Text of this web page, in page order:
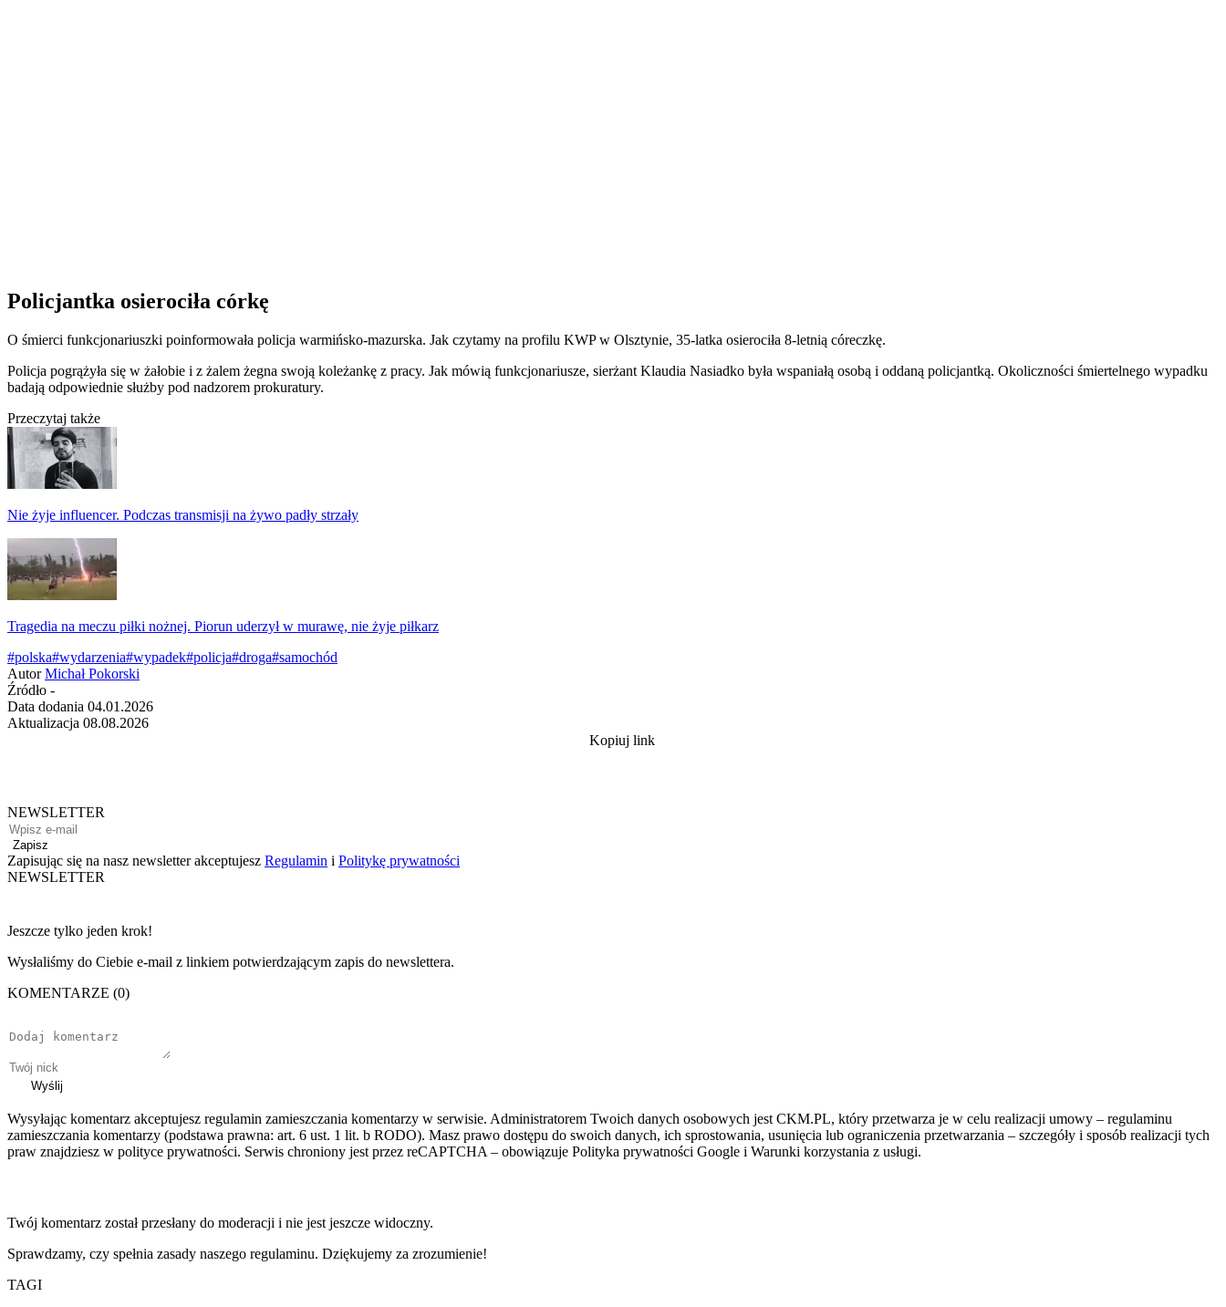
Policjantka osierociła córkę
O śmierci funkcjonariuszki poinformowała policja warmińsko-mazurska. Jak czytamy na profilu KWP w Olsztynie, 35-latka osierociła 8-letnią córeczkę.
Policja pogrążyła się w żałobie i z żalem żegna swoją koleżankę z pracy. Jak mówią funkcjonariusze, sierżant Klaudia Nasiadko była wspaniałą osobą i oddaną policjantką. Okoliczności śmiertelnego wypadku
badają odpowiednie służby pod nadzorem prokuratury.
Przeczytaj także
Nie żyje influencer. Podczas transmisji na żywo padły strzały
Tragedia na meczu piłki nożnej. Piorun uderzył w murawę, nie żyje piłkarz
#polska#wydarzenia#wypadek#policja#droga#samochód
Autor Michał Pokorski
Źródło -
Data dodania 04.01.2026
Aktualizacja 08.08.2026
Kopiuj link
NEWSLETTER
Zapisz
Zapisując się na nasz newsletter akceptujesz Regulamin i Politykę prywatności
NEWSLETTER
Jeszcze tylko jeden krok!
Wysłaliśmy do Ciebie e-mail z linkiem potwierdzającym zapis do newslettera.
KOMENTARZE (0)
Wyślij
Wysyłając komentarz akceptujesz regulamin zamieszczania komentarzy w serwisie. Administratorem Twoich danych osobowych jest CKM.PL, który przetwarza je w celu realizacji umowy – regulaminu
zamieszczania komentarzy (podstawa prawna: art. 6 ust. 1 lit. b RODO). Masz prawo dostępu do swoich danych, ich sprostowania, usunięcia lub ograniczenia przetwarzania – szczegóły i sposób realizacji tych
praw znajdziesz w polityce prywatności. Serwis chroniony jest przez reCAPTCHA – obowiązuje Polityka prywatności Google i Warunki korzystania z usługi.
Twój komentarz został przesłany do moderacji i nie jest jeszcze widoczny.
Sprawdzamy, czy spełnia zasady naszego regulaminu. Dziękujemy za zrozumienie!
TAGI